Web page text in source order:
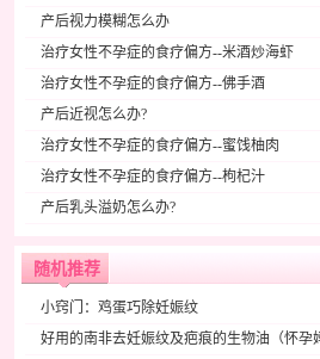
产后视力模糊怎么办
治疗女性不孕症的食疗偏方--米酒炒海虾
治疗女性不孕症的食疗偏方--佛手酒
产后近视怎么办?
治疗女性不孕症的食疗偏方--蜜饯柚肉
治疗女性不孕症的食疗偏方--枸杞汁
产后乳头溢奶怎么办?
随机推荐
小窍门：鸡蛋巧除妊娠纹
好用的南非去妊娠纹及疤痕的生物油（怀孕